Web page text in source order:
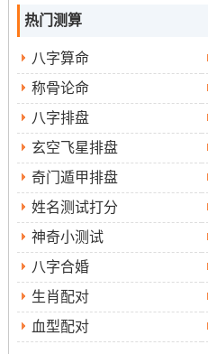
其次是时辰禁忌。搬家入宅仪
最迟不宜拖延至吉时之后,且
行。因午后阳气渐衰！
在者是方位禁忌.搬家路线应
岁破方（西北）前往新居，
静。孕妇普通不宜参与搬家
式，宜静养为先。
传统仪式合习俗
就进入新宅顺序挺有讲究，
米桶或火炉（标记兴旺）原
入、每人手中最佳都持有寓
热门测算
八字算命
称骨论命
八字排盘
玄空飞星排盘
奇门遁甲排盘
姓名测试打分
神奇小测试
八字合婚
生肖配对
血型配对